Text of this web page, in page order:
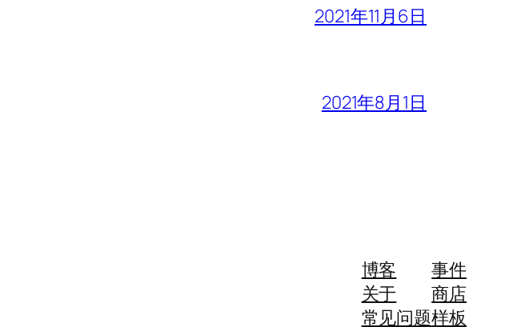
2021年11月6日
2021年8月1日
博客
关于
常见问题
事件
商店
样板